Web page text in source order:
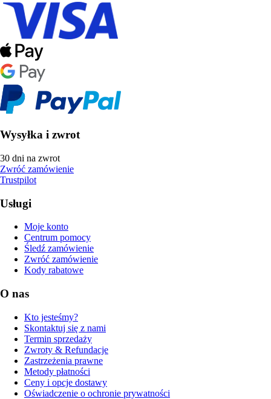
Wysyłka i zwrot
30 dni na zwrot
Zwróć zamówienie
Trustpilot
Usługi
Moje konto
Centrum pomocy
Śledź zamówienie
Zwróć zamówienie
Kody rabatowe
O nas
Kto jesteśmy?
Skontaktuj się z nami
Termin sprzedaży
Zwroty & Refundacje
Zastrzeżenia prawne
Metody płatności
Ceny i opcje dostawy
Oświadczenie o ochronie prywatności